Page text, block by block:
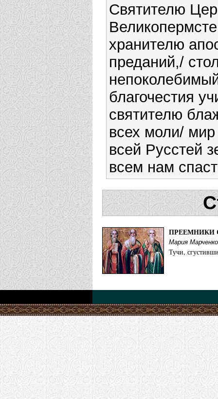
Святителю
хранителю
преданий,/
благочестия
святителю
всех моли/
всей Русстей
всем нам
ПРЕЕМНИКИ
Мария Марченко
Тучи,